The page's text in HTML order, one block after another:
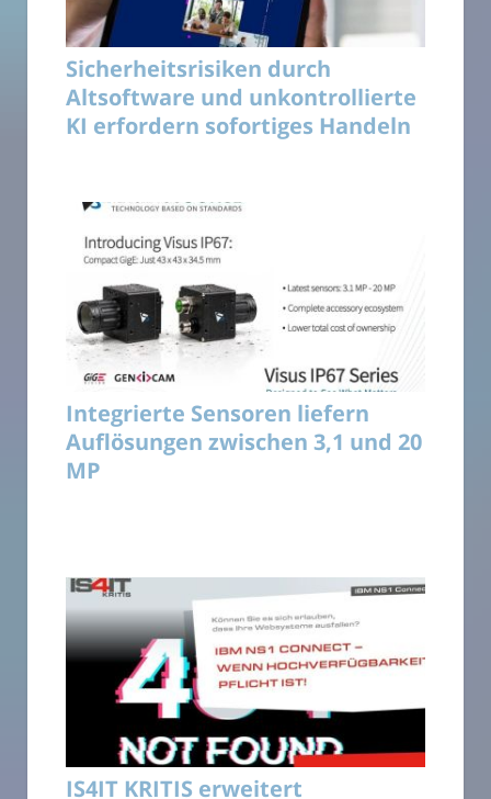
Sicherheitsrisiken durch
Altsoftware und unkontrollierte
KI erfordern sofortiges Handeln
Integrierte Sensoren liefern
Auflösungen zwischen 3,1 und 20
MP
IS4IT KRITIS erweitert